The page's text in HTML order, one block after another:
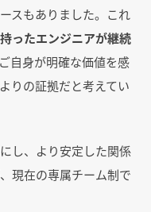
スもありました。これ
ったエンジニアが継続
自身が明確な価値を感
りの証拠だと考えてい
し、より安定した関係
現在の専属チーム制で